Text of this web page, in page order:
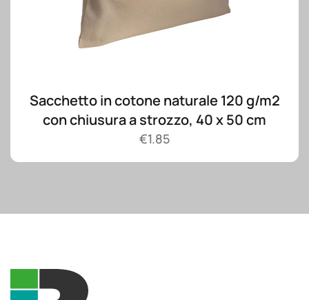
Sacchetto in cotone naturale 120 g/m2
con chiusura a strozzo, 40 x 50 cm
€1.85